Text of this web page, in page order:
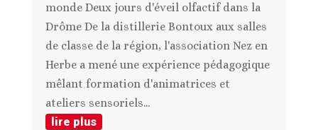
monde Deux jours d'éveil olfactif dans la
Drôme De la distillerie Bontoux aux salles
de classe de la région, l'association Nez en
Herbe a mené une expérience pédagogique
mêlant formation d'animatrices et
ateliers sensoriels...
lire plus